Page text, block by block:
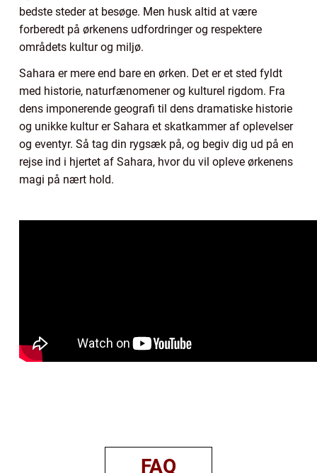
bedste steder at besøge. Men husk altid at være
forberedt på ørkenens udfordringer og respektere
områdets kultur og miljø.
Sahara er mere end bare en ørken. Det er et sted fyldt
med historie, naturfænomener og kulturel rigdom. Fra
dens imponerende geografi til dens dramatiske historie
og unikke kultur er Sahara et skatkammer af oplevelser
og eventyr. Så tag din rygsæk på, og begiv dig ud på en
rejse ind i hjertet af Sahara, hvor du vil opleve ørkenens
magi på nært hold.
FAQ